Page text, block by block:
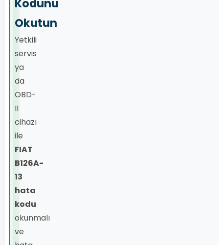
Kodunu
Okutun
Yetkili
servis
ya
da
OBD-
II
cihazı
ile
FIAT
B126A-
13
hata
kodu
okunmalı
ve